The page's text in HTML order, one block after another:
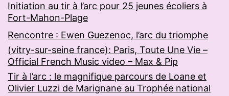
Initiation au tir à l’arc pour 25 jeunes écoliers à
Fort-Mahon-Plage
Rencontre : Ewen Guezenoc, l’arc du triomphe
(vitry-sur-seine france): Paris, Toute Une Vie –
Official French Music video – Max & Pip
Tir à l’arc : le magnifique parcours de Loane et
Olivier Luzzi de Marignane au Trophée national